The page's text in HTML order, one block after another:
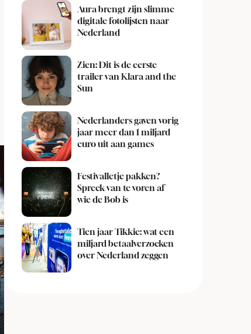
Aura brengt zijn slimme
digitale fotolijsten naar
Nederland
Zien: Dit is de eerste
trailer van Klara and the
Sun
Nederlanders gaven vorig
jaar meer dan 1 miljard
euro uit aan games
Festivalletje pakken?
Spreek van te voren af
wie de Bob is
Tien jaar Tikkie: wat een
miljard betaalverzoeken
over Nederland zeggen